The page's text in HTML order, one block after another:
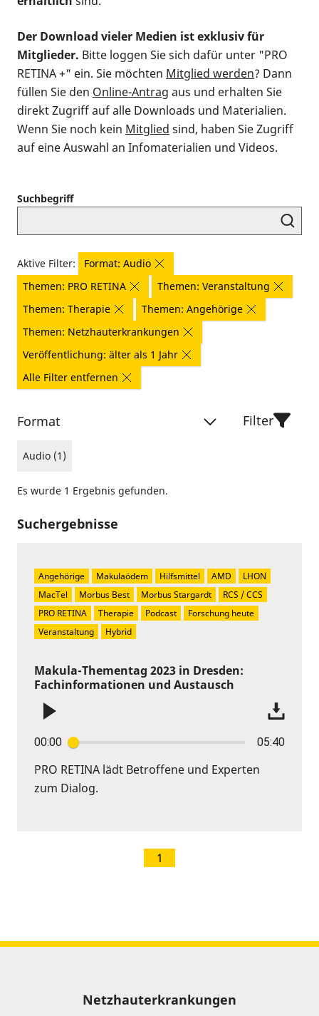
Der Download vieler Medien ist exklusiv für
Mitglieder. Bitte loggen Sie sich dafür unter "PRO
RETINA +" ein. Sie möchten Mitglied werden? Dann
füllen Sie den Online-Antrag aus und erhalten Sie
direkt Zugriff auf alle Downloads und Materialien.
Wenn Sie noch kein Mitglied sind, haben Sie Zugriff
auf eine Auswahl an Infomaterialien und Videos.
Suchbegriff
Aktive Filter:
Format: Audio
Themen: PRO RETINA
Themen: Veranstaltung
Themen: Therapie
Themen: Angehörige
Themen: Netzhauterkrankungen
Veröffentlichung: älter als 1 Jahr
Alle Filter entfernen
Format
Audio (1)
Filter
Es wurde 1 Ergebnis gefunden.
Suchergebnisse
Makula-Thementag 2023 in Dresden:
Fachinformationen und Austausch
00:00 05:40
PRO RETINA lädt Betroffene und Experten
zum Dialog.
Angehörige Makulaödem Hilfsmittel AMD
LHON
MacTel
Morbus Best Morbus Stargardt
RCS / CCS
PRO RETINA
Therapie Podcast
Forschung heute
Veranstaltung
Hybrid
1
Netzhauterkrankungen